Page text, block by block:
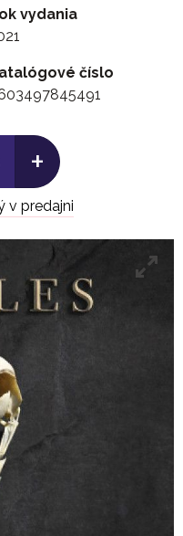
vydania
číslo
+
v predajni